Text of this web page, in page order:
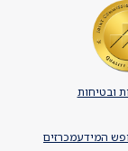
המידעמכרזים
ובטיחות